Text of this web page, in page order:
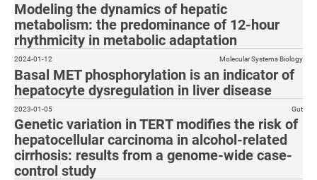
Modeling the dynamics of hepatic
metabolism: the predominance of 12-hour
rhythmicity in metabolic adaptation
Basal MET phosphorylation is an indicator of
hepatocyte dysregulation in liver disease
2024-01-12 Molecular Systems Biology
Genetic variation in TERT modifies the risk of
hepatocellular carcinoma in alcohol-related
cirrhosis: results from a genome-wide case-
control study
2023-01-05 Gut